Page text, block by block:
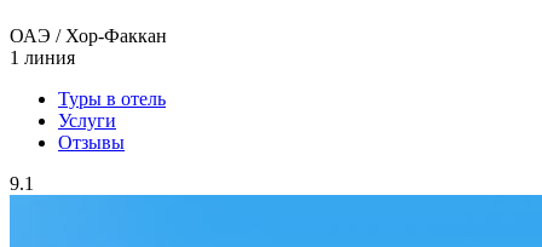
ОАЭ / Хор-Факкан
1 линия
Туры в отель
Услуги
Отзывы
9.1